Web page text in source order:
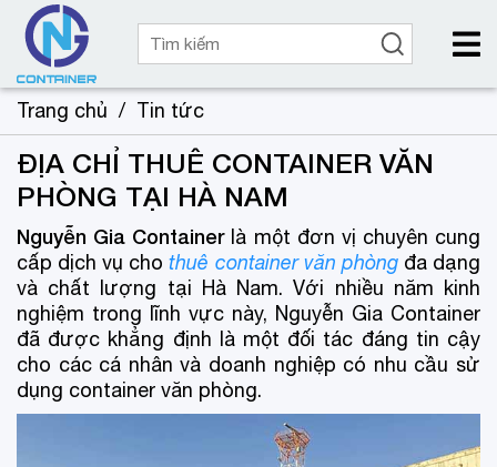
Trang chủ / Tin tức
ĐỊA CHỈ THUÊ CONTAINER VĂN
PHÒNG TẠI HÀ NAM
Nguyễn Gia Containerlà một đơn vị chuyên cung
cấp dịch vụ cho thuê container văn phòngđa dạng
và chất lượng tại Hà Nam. Với nhiều năm kinh
nghiệm trong lĩnh vực này, Nguyễn Gia Container
đã được khẳng định là một đối tác đáng tin cậy
cho các cá nhân và doanh nghiệp có nhu cầu sử
dụng container văn phòng.